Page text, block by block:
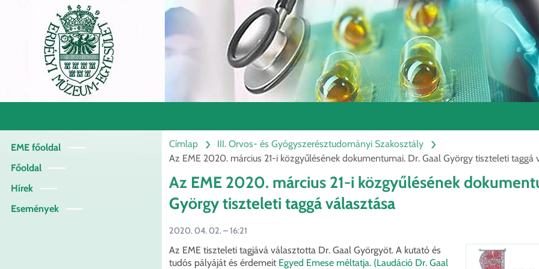
Címlap
III. Orvos- és Gyógyszerésztudományi Szakosztály
Az EME 2020. március 21-i közgyűlésének dokumentumai. Dr. Gaal György tiszteleti taggá
Az EME 2020. március 21-i közgyűlésének
György tiszteleti taggá választása
2020. 04. 02. – 16:21
Az EME tiszteleti tagjává választotta Dr. Gaal Györgyöt. A kutató és
tudós pályáját és érdemeit Egyed Emese méltatja. (Laudáció Dr. Gaal
Orvos
menü
EME főoldal
Főoldal
Hírek
Események